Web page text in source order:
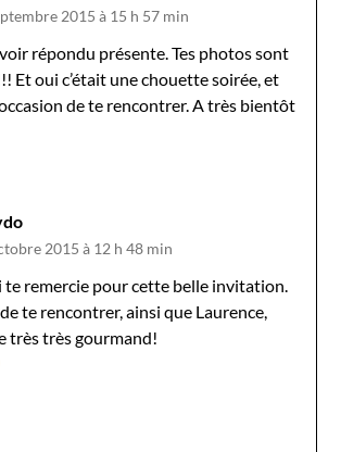
2015 à 15 h 57 min
répondu présente. Tes photos sont
Et oui c’était une chouette soirée, et
de te rencontrer. A très bientôt
2015 à 12 h 48 min
te remercie pour cette belle invitation.
de te rencontrer, ainsi que Laurence,
très très gourmand!